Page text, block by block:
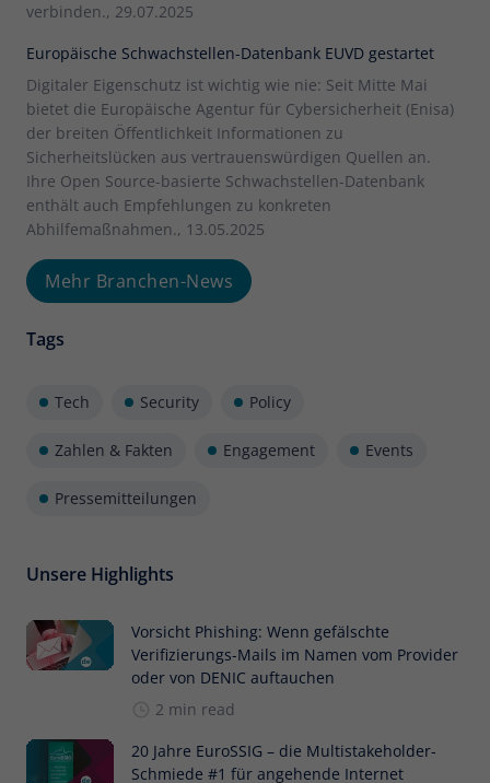
verbinden., 29.07.2025
Europäische Schwachstellen-Datenbank EUVD gestartet
Digitaler Eigenschutz ist wichtig wie nie: Seit Mitte Mai
bietet die Europäische Agentur für Cybersicherheit (Enisa)
der breiten Öffentlichkeit Informationen zu
Sicherheitslücken aus vertrauenswürdigen Quellen an.
Ihre Open Source-basierte Schwachstellen-Datenbank
enthält auch Empfehlungen zu konkreten
Abhilfemaßnahmen., 13.05.2025
Mehr Branchen-News
Tags
Tech Security Policy
Zahlen & Fakten Engagement Events
Pressemitteilungen
Unsere Highlights
Vorsicht Phishing: Wenn gefälschte
Verifizierungs-Mails im Namen vom Provider
oder von DENIC auftauchen
2 min read
20 Jahre EuroSSIG – die Multistakeholder-
Schmiede #1 für angehende Internet